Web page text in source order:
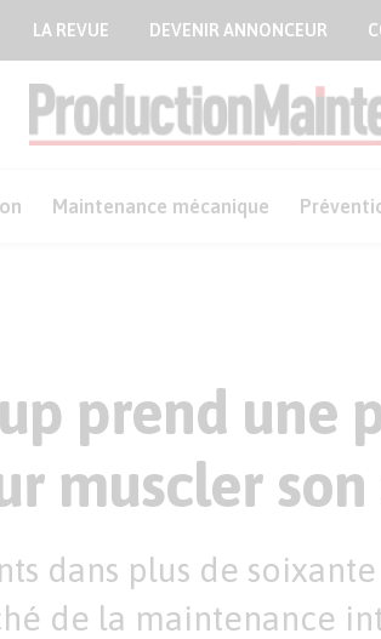
LA REVUE DEVENIR ANNONCEUR
Maintenance mécanique
prend une
muscler
dans plus de
de la maintenance